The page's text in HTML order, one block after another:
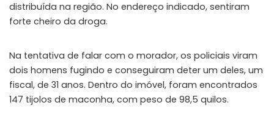
distribuída na região. No endereço indicado, sentiram
forte cheiro da droga.
Na tentativa de falar com o morador, os policiais viram
dois homens fugindo e conseguiram deter um deles, um
fiscal, de 31 anos. Dentro do imóvel, foram encontrados
147 tijolos de maconha, com peso de 98,5 quilos.